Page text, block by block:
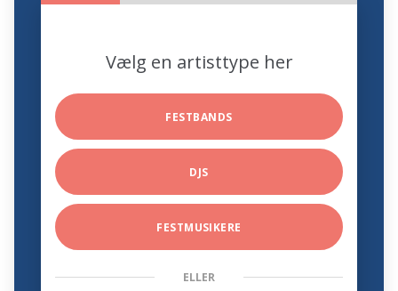
Vælg en artisttype her
FESTBANDS
DJS
FESTMUSIKERE
ELLER